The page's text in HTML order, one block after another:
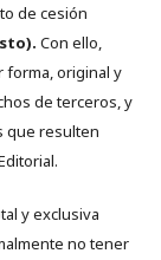
de cesión
Con ello,
forma, original y
de terceros, y
que resulten
y exclusiva
no tener